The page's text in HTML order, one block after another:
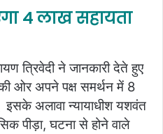
4 लाख सहायता
त्रिवेदी ने जानकारी देते हुए
ओर अपने पक्ष समर्थन में 8
इसके अलावा न्यायाधीश यशवंत
पीड़ा, घटना से होने वाले